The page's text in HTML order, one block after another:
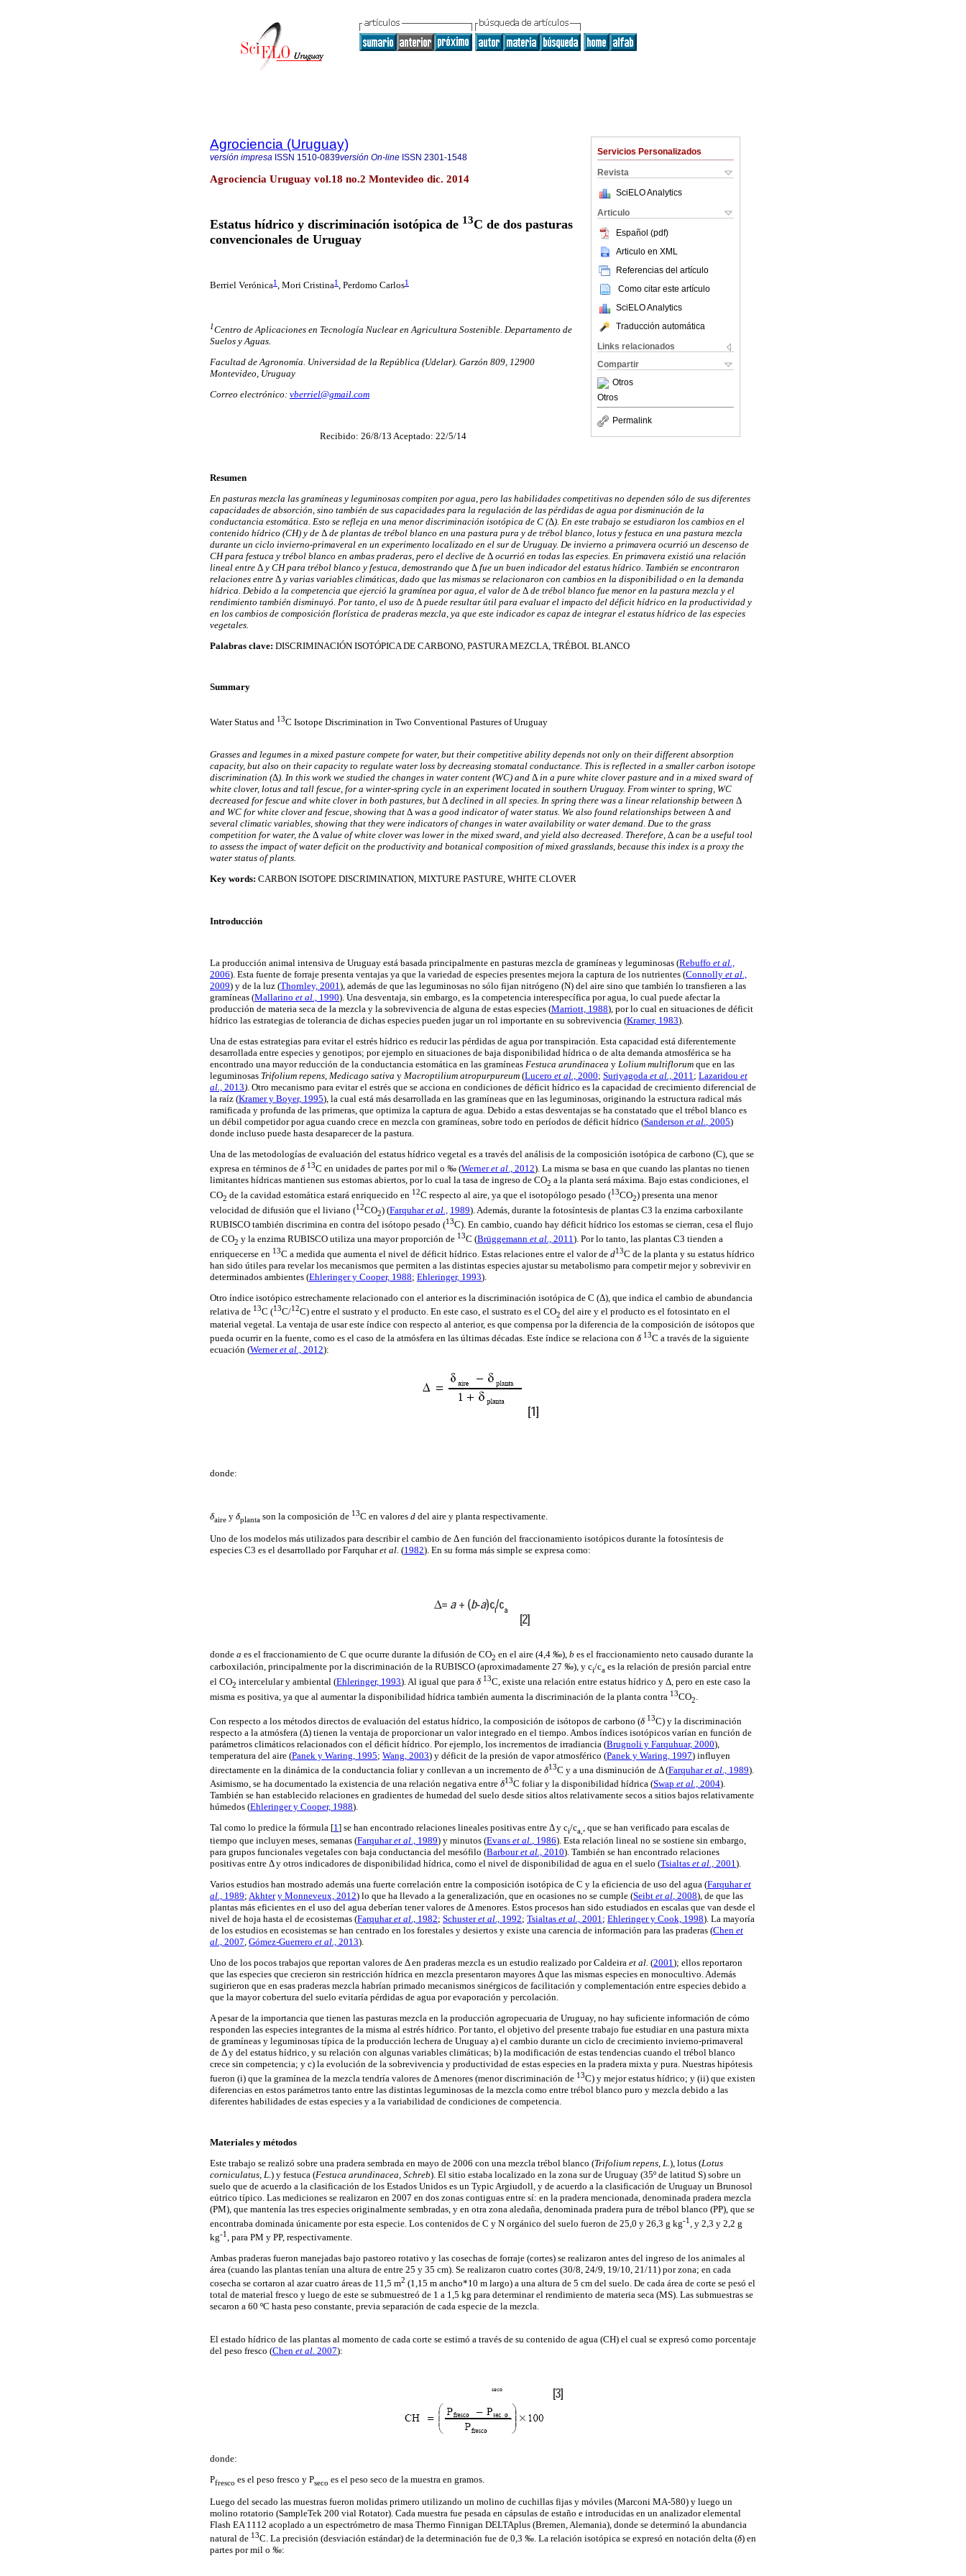
Servicios Personalizados
Revista
SciELO Analytics
Articulo
Español (pdf)
Articulo en XML
Referencias del artículo
Como citar este artículo
SciELO Analytics
Traducción automática
Links relacionados
Compartir
Otros
Otros
Permalink
Agrociencia (Uruguay)
versión impresa ISSN 1510-0839versión On-line ISSN 2301-1548
Agrociencia Uruguay vol.18 no.2 Montevideo dic. 2014
Estatus hídrico y discriminación isotópica de 13C de dos pasturas
convencionales de Uruguay
Berriel Verónica1, Mori Cristina1, Perdomo Carlos1
1Centro de Aplicaciones en Tecnología Nuclear en Agricultura Sostenible. Departamento de
Suelos y Aguas.
Facultad de Agronomía. Universidad de la República (Udelar). Garzón 809, 12900
Montevideo, Uruguay
Correo electrónico: vberriel@gmail.com
Recibido: 26/8/13 Aceptado: 22/5/14
Resumen
En pasturas mezcla las gramíneas y leguminosas compiten por agua, pero las habilidades competitivas no dependen sólo de sus diferentes
capacidades de absorción, sino también de sus capacidades para la regulación de las pérdidas de agua por disminución de la
conductancia estomática. Esto se refleja en una menor discriminación isotópica de C (Δ). En este trabajo se estudiaron los cambios en el
contenido hídrico (CH) y de Δ de plantas de trébol blanco en una pastura pura y de trébol blanco, lotus y festuca en una pastura mezcla
durante un ciclo invierno-primaveral en un experimento localizado en el sur de Uruguay. De invierno a primavera ocurrió un descenso de
CH para festuca y trébol blanco en ambas praderas, pero el declive de Δ ocurrió en todas las especies. En primavera existió una relación
lineal entre Δ y CH para trébol blanco y festuca, demostrando que Δ fue un buen indicador del estatus hídrico. También se encontraron
relaciones entre Δ y varias variables climáticas, dado que las mismas se relacionaron con cambios en la disponibilidad o en la demanda
hídrica. Debido a la competencia que ejerció la gramínea por agua, el valor de Δ de trébol blanco fue menor en la pastura mezcla y el
rendimiento también disminuyó. Por tanto, el uso de Δ puede resultar útil para evaluar el impacto del déficit hídrico en la productividad y
en los cambios de composición florística de praderas mezcla, ya que este indicador es capaz de integrar el estatus hídrico de las especies
vegetales.
Palabras clave: DISCRIMINACIÓN ISOTÓPICA DE CARBONO, PASTURA MEZCLA, TRÉBOL BLANCO
Summary
Water Status and 13C Isotope Discrimination in Two Conventional Pastures of Uruguay
Grasses and legumes in a mixed pasture compete for water, but their competitive ability depends not only on their different absorption
capacity, but also on their capacity to regulate water loss by decreasing stomatal conductance. This is reflected in a smaller carbon isotope
discrimination (Δ). In this work we studied the changes in water content (WC) and Δ in a pure white clover pasture and in a mixed sward of
white clover, lotus and tall fescue, for a winter-spring cycle in an experiment located in southern Uruguay. From winter to spring, WC
decreased for fescue and white clover in both pastures, but Δ declined in all species. In spring there was a linear relationship between Δ
and WC for white clover and fescue, showing that Δ was a good indicator of water status. We also found relationships between Δ and
several climatic variables, showing that they were indicators of changes in water availability or water demand. Due to the grass
competition for water, the Δ value of white clover was lower in the mixed sward, and yield also decreased. Therefore, Δ can be a useful tool
to assess the impact of water deficit on the productivity and botanical composition of mixed grasslands, because this index is a proxy the
water status of plants.
Key words: CARBON ISOTOPE DISCRIMINATION, MIXTURE PASTURE, WHITE CLOVER
Introducción
La producción animal intensiva de Uruguay está basada principalmente en pasturas mezcla de gramíneas y leguminosas (Rebuffo et al.,
2006). Esta fuente de forraje presenta ventajas ya que la variedad de especies presentes mejora la captura de los nutrientes (Connolly et al.,
2009) y de la luz (Thornley, 2001), además de que las leguminosas no sólo fijan nitrógeno (N) del aire sino que también lo transfieren a las
gramíneas (Mallarino et al., 1990). Una desventaja, sin embargo, es la competencia interespecífica por agua, lo cual puede afectar la
producción de materia seca de la mezcla y la sobrevivencia de alguna de estas especies (Marriott, 1988), por lo cual en situaciones de déficit
hídrico las estrategias de tolerancia de dichas especies pueden jugar un rol importante en su sobrevivencia (Kramer, 1983).
Una de estas estrategias para evitar el estrés hídrico es reducir las pérdidas de agua por transpiración. Esta capacidad está diferentemente
desarrollada entre especies y genotipos; por ejemplo en situaciones de baja disponibilidad hídrica o de alta demanda atmosférica se ha
encontrado una mayor reducción de la conductancia estomática en las gramíneas Festuca arundinacea y Lolium multiflorum que en las
leguminosas Trifolium repens, Medicago sativa y Macroptilium atropurpureum (Lucero et al., 2000; Suriyagoda et al., 2011; Lazaridou et
al., 2013). Otro mecanismo para evitar el estrés que se acciona en condiciones de déficit hídrico es la capacidad de crecimiento diferencial de
la raíz (Kramer y Boyer, 1995), la cual está más desarrollada en las gramíneas que en las leguminosas, originando la estructura radical más
ramificada y profunda de las primeras, que optimiza la captura de agua. Debido a estas desventajas se ha constatado que el trébol blanco es
un débil competidor por agua cuando crece en mezcla con gramíneas, sobre todo en períodos de déficit hídrico (Sanderson et al., 2005)
donde incluso puede hasta desaparecer de la pastura.
Una de las metodologías de evaluación del estatus hídrico vegetal es a través del análisis de la composición isotópica de carbono (C), que se
expresa en términos de δ 13C en unidades de partes por mil o ‰ (Werneret al ., 2012). La misma se basa en que cuando las plantas no tienen
limitantes hídricas mantienen sus estomas abiertos, por lo cual la tasa de ingreso de CO2 a la planta será máxima. Bajo estas condiciones, el
CO2 de la cavidad estomática estará enriquecido en 12C respecto al aire, ya que el isotopólogo pesado (13CO2) presenta una menor
velocidad de difusión que el liviano (12CO2) (Farquharet al., 1989). Además, durante la fotosíntesis de plantas C3 la enzima carboxilante
RUBISCO también discrimina en contra del isótopo pesado (13C). En cambio, cuando hay déficit hídrico los estomas se cierran, cesa el flujo
de CO2 y la enzima RUBISCO utiliza una mayor proporción de 13C (Brüggemann et al ., 2011 ). Por lo tanto, las plantas C3 tienden a
enriquecerse en 13C a medida que aumenta el nivel de déficit hídrico. Estas relaciones entre el valor de d13C de la planta y su estatus hídrico
han sido útiles para revelar los mecanismos que permiten a las distintas especies ajustar su metabolismo para competir mejor y sobrevivir en
determinados ambientes (Ehleringer y Cooper, 1988; Ehleringer, 1993).
Otro índice isotópico estrechamente relacionado con el anterior es la discriminación isotópica de C (Δ), que indica el cambio de abundancia
relativa de 13C (13C/12C) entre el sustrato y el producto. En este caso, el sustrato es el CO2 del aire y el producto es el fotosintato en el
material vegetal. La ventaja de usar este índice con respecto al anterior, es que compensa por la diferencia de la composición de isótopos que
pueda ocurrir en la fuente, como es el caso de la atmósfera en las últimas décadas. Este índice se relaciona con δ 13C a través de la siguiente
ecuación (Werneret al., 2012):
donde:
δaire y δplanta son la composición de 13C en valores d del aire y planta respectivamente.
Uno de los modelos más utilizados para describir el cambio de Δen función del fraccionamiento isotópicos durante la fotosíntesis de
especies C3 es el desarrollado porFarquharet al. (1982). En su forma más simple se expresa como:
donde a es el fraccionamiento de C que ocurre durante la difusión de CO2 en el aire (4,4 ‰), b es el fraccionamiento neto causado durante la
carboxilación, principalmente por la discriminación de la RUBISCO (aproximadamente 27 ‰), y ci/ca es la relación de presión parcial entre
el CO2 intercelular y ambiental (Ehleringer, 1993). Al igual que para δ 13C, existe una relación entre estatus hídrico y Δ, pero en este caso la
misma es positiva, ya que al aumentar la disponibilidad hídrica también aumenta la discriminación de la planta contra 13CO2.
Con respecto a los métodos directos de evaluación del estatus hídrico, la composición de isótopos de carbono (δ 13C) y la discriminación
respecto a la atmósfera (Δ) tienen la ventaja de proporcionar un valor integrado en el tiempo. Ambos índices isotópicos varían en función de
parámetros climáticos relacionados con el déficit hídrico. Por ejemplo, los incrementos de irradiancia (Brugnoli y Farquhuar, 2000),
temperatura del aire (Panek y Waring, 1995; Wang, 2003) y déficit de la presión de vapor atmosférico (Panek y Waring, 1997) influyen
directamente en la dinámica de la conductancia foliar y conllevan a un incremento de δ13C y a una disminución de Δ (Farquharet al ., 1989).
Asimismo, se ha documentado la existencia de una relación negativa entre δ13C foliar y la disponibilidad hídrica (Swap et al., 2004).
También se han establecido relaciones en gradientes de humedad del suelo desde sitios altos relativamente secos a sitios bajos relativamente
húmedos (Ehleringer y Cooper, 1988).
Tal como lo predice la fórmula [1] se han encontrado relaciones lineales positivas entre Δ y ci/ca, , que se han verificado para escalas de
tiempo que incluyen meses, semanas (Farquharet al ., 1989) y minutos (Evans et al. , 1986). Esta relación lineal no se sostiene sin embargo,
para grupos funcionales vegetales con baja conductancia del mesófilo (Barbouret al ., 2010). También se han encontrado relaciones
positivas entre Δ y otros indicadores de disponibilidad hídrica, como el nivel de disponibilidad de agua en el suelo (Tsialtas et al ., 2001 ).
Varios estudios han mostrado además una fuerte correlación entre la composición isotópica de C y la eficiencia de uso del agua (Farquharet
al ., 1989; Akhter y Monneveux, 2012) lo que ha llevado a la generalización, que en ocasiones no se cumple (Seibt et al , 2008), de que las
plantas más eficientes en el uso del agua deberían tener valores de Δ menores. Estos procesos han sido estudiados en escalas que van desde el
nivel de hoja hasta el de ecosistemas (Farquharet al ., 1982; Schusteret al ., 1992; Tsialtas et al ., 2001 ; Ehleringer y Cook, 1998). La mayoría
de los estudios en ecosistemas se han centrado en los forestales y desiertos y existe una carencia de información para las praderas (Chen et
al ., 2007 Gómez-Guerrero et al., 2013).
Uno de los pocos trabajos que reportan valores de Δ en praderas mezcla es un estudio realizado porCaldeira et al. (2001); ellos reportaron
que las especies que crecieron sin restricción hídrica en mezcla presentaron mayores Δ que las mismas especies en monocultivo. Además
sugirieron que en esas praderas mezcla habrían primado mecanismos sinérgicos de facilitación y complementación entre especies debido a
que la mayor cobertura del suelo evitaría pérdidas de agua por evaporación y percolación.
A pesar de la importancia que tienen las pasturas mezcla en la producción agropecuaria de Uruguay, no hay suficiente información de cómo
responden las especies integrantes de la misma al estrés hídrico. Por tanto, el objetivo del presente trabajo fue estudiar en una pastura mixta
de gramíneas y leguminosas típica de la producción lechera de Uruguay a) el cambio durante un ciclo de crecimiento invierno-primaveral
de Δ y del estatus hídrico, y su relación con algunas variables climáticas; b) la modificación de estas tendencias cuando el trébol blanco
crece sin competencia; y c) la evolución de la sobrevivencia y productividad de estas especies en la pradera mixta y pura. Nuestras hipótesis
fueron (i) que la gramínea de la mezcla tendría valores de Δ menores (menor discriminación de 13C) y mejor estatus hídrico; y (ii) que existen
diferencias en estos parámetros tanto entre las distintas leguminosas de la mezcla como entre trébol blanco puro y mezcla debido a las
diferentes habilidades de estas especies y a la variabilidad de condiciones de competencia.
Materiales y métodos
Este trabajo se realizó sobre una pradera sembrada en mayo de 2006 con una mezcla trébol blanco (Trifolium repens, L.), lotus (Lotus
corniculatus, L.) y festuca (Festuca arundinacea, Schreb). El sitio estaba localizado en la zona sur de Uruguay (35º de latitud S) sobre un
suelo que de acuerdo a la clasificación de los Estados Unidos es un Typic Argiudoll, y de acuerdo a la clasificación de Uruguay un Brunosol
eútrico típico. Las mediciones se realizaron en 2007 en dos zonas contiguas entre sí: en la pradera mencionada, denominada pradera mezcla
(PM), que mantenía las tres especies originalmente sembradas, y en otra zona aledaña, denominada pradera pura de trébol blanco (PP), que se
encontraba dominada únicamente por esta especie. Los contenidos de C y N orgánico del suelo fueron de 25,0 y 26,3 g kg-1
, y 2,3 y 2,2 g
kg-1
, para PM y PP, respectivamente.
Ambas praderas fueron manejadas bajo pastoreo rotativo y las cosechas de forraje (cortes) se realizaron antes del ingreso de los animales al
área (cuando las plantas tenían una altura de entre 25 y 35 cm). Se realizaron cuatro cortes (30/8, 24/9, 19/10, 21/11) por zona; en cada
cosecha se cortaron al azar cuatro áreas de 11,5 m2 (1,15 m ancho*10 m largo) a una altura de 5 cm del suelo. De cada área de corte se pesó el
total de material fresco y luego de este se submuestreó de 1 a 1,5 kg para determinar el rendimiento de materia seca (MS). Las submuestras se
secaron a 60 ºC hasta peso constante, previa separación de cada especie de la mezcla.
El estado hídrico de las plantas al momento de cada corte se estimó a través de su contenido de agua (CH) el cual se expresó como porcentaje
del peso fresco (Chen et al. 2007):
donde:
Pfresco es el peso fresco y Pseco es el peso seco de la muestra en gramos.
Luego del secado las muestras fueron molidas primero utilizando un molino de cuchillas fijas y móviles (Marconi MA-580) y luego un
molino rotatorio (SampleTek 200 vial Rotator). Cada muestra fue pesada en cápsulas de estaño e introducidas en un analizador elemental
Flash EA 1112 acoplado a un espectrómetro de masa Thermo Finnigan DELTAplus (Bremen, Alemania), donde se determinó la abundancia
natural de 13C. La precisión (desviación estándar) de la determinación fue de 0,3 ‰. La relación isotópica se expresó en notación delta (δ) en
partes por mil o ‰: